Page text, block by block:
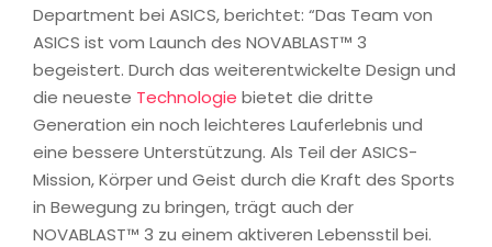
Department bei ASICS, berichtet: “Das Team von
ASICS ist vom Launch des NOVABLAST™ 3
begeistert. Durch das weiterentwickelte Design und
die neueste Technologie bietet die dritte
Generation ein noch leichteres Lauferlebnis und
eine bessere Unterstützung. Als Teil der ASICS-
Mission, Körper und Geist durch die Kraft des Sports
in Bewegung zu bringen, trägt auch der
NOVABLAST™ 3 zu einem aktiveren Lebensstil bei.